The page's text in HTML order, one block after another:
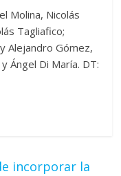
Molina, Nicolás
Tagliafico;
Alejandro Gómez,
Ángel Di María. DT:
incorporar la